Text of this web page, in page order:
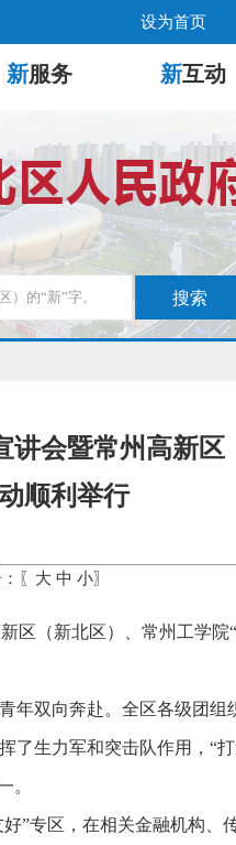
设为首页
新服务 新互动
会暨常州高新区
顺利举行
〖 大 中 小〗
区（新北区）、常州工学院
年双向奔赴。全区各级团组
生力军和突击队作用，“
。
”专区，在相关金融机构、